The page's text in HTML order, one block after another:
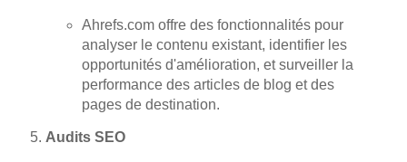
Ahrefs.com offre des fonctionnalités pour
analyser le contenu existant, identifier les
opportunités d'amélioration, et surveiller la
performance des articles de blog et des
pages de destination.
Audits SEO